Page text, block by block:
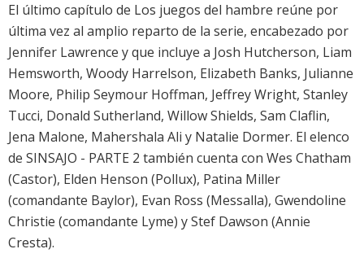
El último capítulo de Los juegos del hambre reúne por
última vez al amplio reparto de la serie, encabezado por
Jennifer Lawrence y que incluye a Josh Hutcherson, Liam
Hemsworth, Woody Harrelson, Elizabeth Banks, Julianne
Moore, Philip Seymour Hoffman, Jeffrey Wright, Stanley
Tucci, Donald Sutherland, Willow Shields, Sam Claflin,
Jena Malone, Mahershala Ali y Natalie Dormer. El elenco
de SINSAJO - PARTE 2 también cuenta con Wes Chatham
(Castor), Elden Henson (Pollux), Patina Miller
(comandante Baylor), Evan Ross (Messalla), Gwendoline
Christie (comandante Lyme) y Stef Dawson (Annie
Cresta).